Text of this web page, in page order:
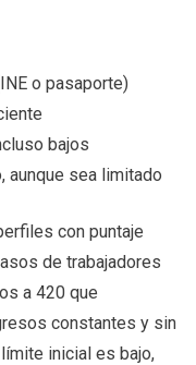
o pasaporte)
bajos
aunque sea limitado
con puntaje
de trabajadores
a 420 que
constantes y sin
inicial es bajo,